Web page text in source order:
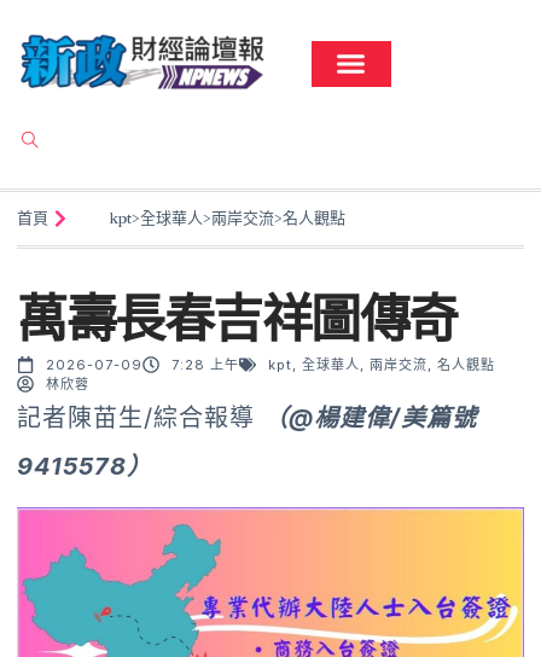
首頁 kpt>全球華人>兩岸交流>名人觀點
萬壽長春吉祥圖傳奇
2026-07-09 7:28 上午 kpt 全球華人 兩岸交流
名人觀點
林欣蓉
記者陳苗生/綜合報導
（@楊建偉/美篇號
9415578）